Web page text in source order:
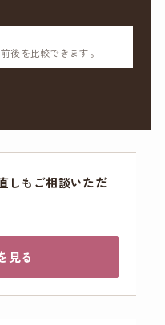
後を比較できます。
しもご相談いただ
見る